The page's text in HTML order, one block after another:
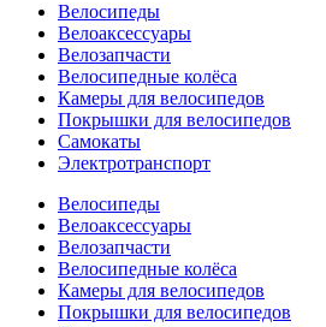
Велосипеды
Велоаксессуары
Велозапчасти
Велосипедные колёса
Камеры для велосипедов
Покрышки для велосипедов
Самокаты
Электротранспорт
Велосипеды
Велоаксессуары
Велозапчасти
Велосипедные колёса
Камеры для велосипедов
Покрышки для велосипедов